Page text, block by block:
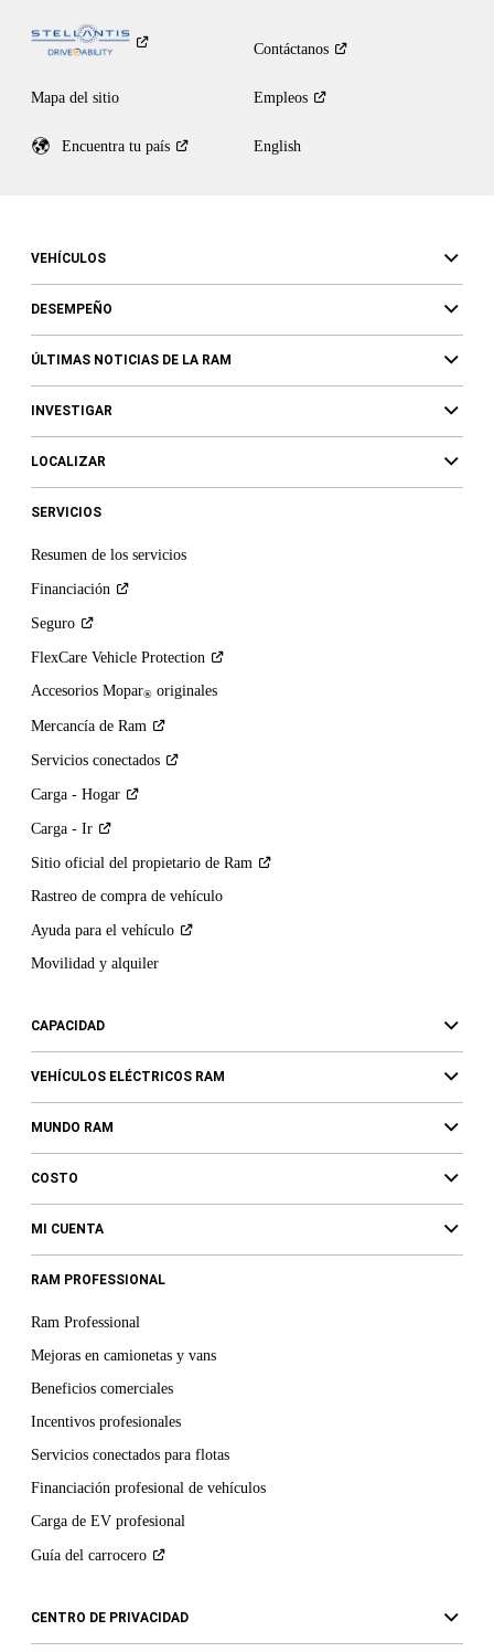
Contáctanos
Mapa del sitio Empleos
Encuentra tu país English
VEHÍCULOS
DESEMPEÑO
ÚLTIMAS NOTICIAS DE LA RAM
INVESTIGAR
LOCALIZAR
SERVICIOS
Resumen de los servicios
Financiación
Seguro
FlexCare Vehicle Protection
Accesorios Mopar®originales
Mercancía de Ram
Servicios conectados
Carga - Hogar
Carga - Ir
Sitio oficial del propietario de Ram
Rastreo de compra de vehículo
Ayuda para el vehículo
Movilidad y alquiler
CAPACIDAD
VEHÍCULOS ELÉCTRICOS RAM
MUNDO RAM
COSTO
MI CUENTA
RAM PROFESSIONAL
Ram Professional
Mejoras en camionetas y vans
Beneficios comerciales
Incentivos profesionales
Servicios conectados para flotas
Financiación profesional de vehículos
Carga de EV profesional
Guía del carrocero
CENTRO DE PRIVACIDAD